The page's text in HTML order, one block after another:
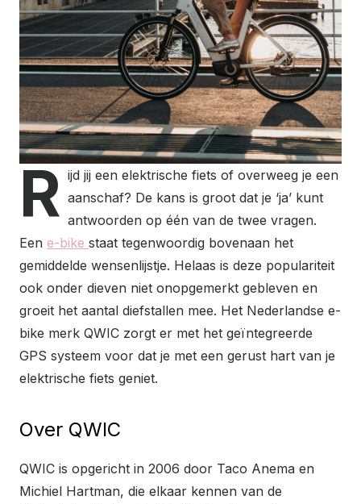
R ijd jij een elektrische fiets of overweeg je een
aanschaf? De kans is groot dat je ‘ja’ kunt
antwoorden op één van de twee vragen.
Een e-bike staat tegenwoordig bovenaan het
gemiddelde wensenlijstje. Helaas is deze populariteit
ook onder dieven niet onopgemerkt gebleven en
groeit het aantal diefstallen mee. Het Nederlandse e-
bike merk QWIC zorgt er met het geïntegreerde
GPS systeem voor dat je met een gerust hart van je
elektrische fiets geniet.
Over QWIC
QWIC is opgericht in 2006 door Taco Anema en
Michiel Hartman, die elkaar kennen van de